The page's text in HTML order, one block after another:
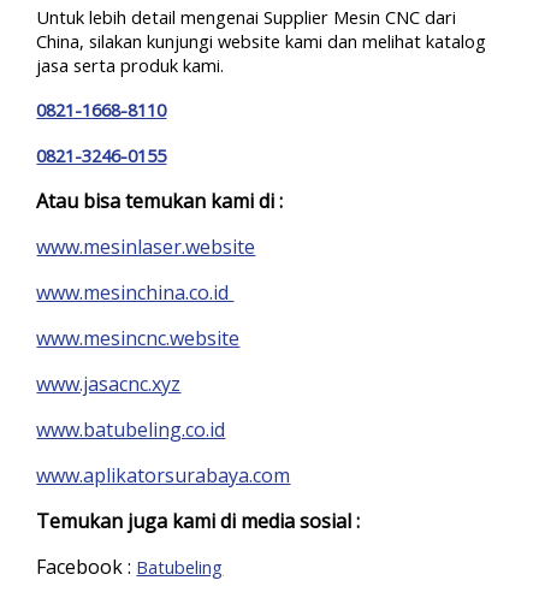
Untuk lebih detail mengenai Supplier Mesin CNC dari
China, silakan kunjungi website kami dan melihat katalog
jasa serta produk kami.
0821-1668-8110
0821-3246-0155
Atau bisa temukan kami di :
www.mesinlaser.website
www.mesinchina.co.id
www.mesincnc.website
www.jasacnc.xyz
www.batubeling.co.id
www.aplikatorsurabaya.com
Temukan juga kami di media sosial :
Facebook : Batubeling